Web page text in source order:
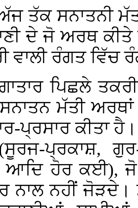
ਤੱਕ ਸਨਾਤਨੀ
ਦੇ ਜੋ ਅਰਥ ਕੀਤੇ
ਵਾਲੀ ਰੰਗਤ ਵਿੱਚ
ਪਿਛਲੇ
ਮੱਤੀ
ਪ੍ਰਸਾਰ ਕੀਤਾ
ਪ੍ਰਕਾਸ਼,
ਹੋਰ ਕਈ), ਜੋ
ਨਾਲ ਨਹੀਂ